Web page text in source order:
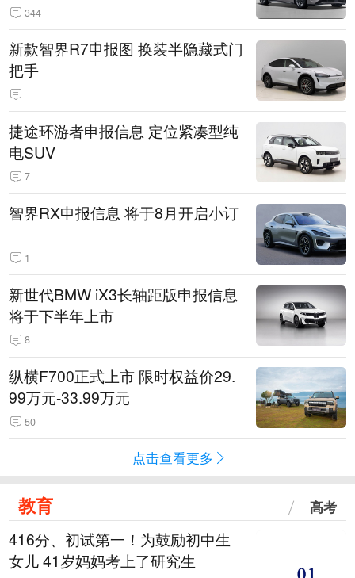
344
新款智界R7申报图 换装半隐藏式门
把手
捷途环游者申报信息 定位紧凑型纯
电SUV
7
智界RX申报信息 将于8月开启小订
1
新世代BMW iX3长轴距版申报信息
将于下半年上市
8
纵横F700正式上市 限时权益价29.
99万元-33.99万元
50
点击查看更多
教育 高考
416分、初试第一！为鼓励初中生
女儿 41岁妈妈考上了研究生